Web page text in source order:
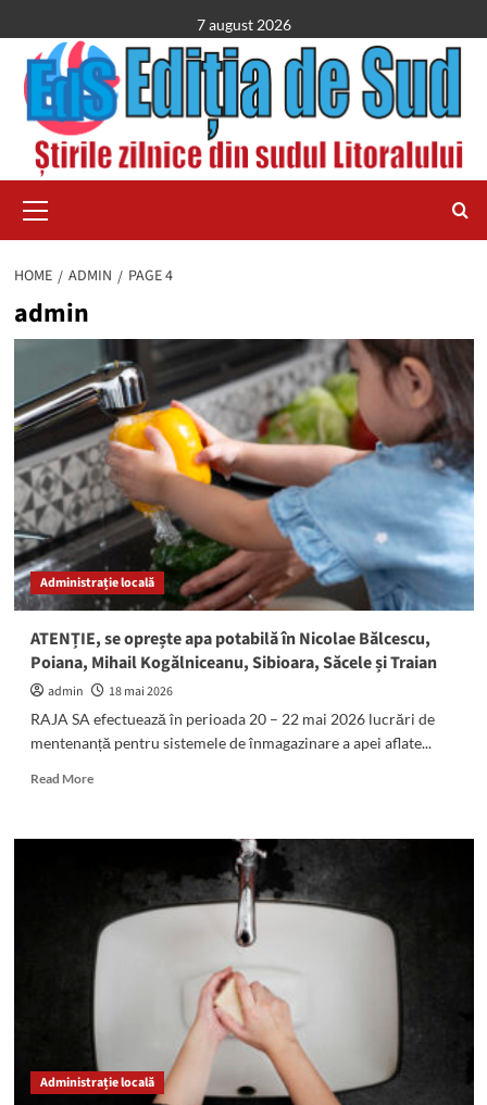
to
content
7 august 2026
Menu
HOME ADMIN PAGE 4
admin
Administrație locală
ATENȚIE, se oprește apa potabilă în Nicolae Bălcescu,
Poiana, Mihail Kogălniceanu, Sibioara, Săcele și Traian
admin
18 mai 2026
RAJA SA efectuează în perioada 20 – 22 mai 2026 lucrări de
mentenanță pentru sistemele de înmagazinare a apei aflate...
Read MoreRead
ATENȚIE,
potabilă
în
Nicolae
Bălcescu,
Kogălniceanu,
Sibioara,
Săcele
Administrație locală